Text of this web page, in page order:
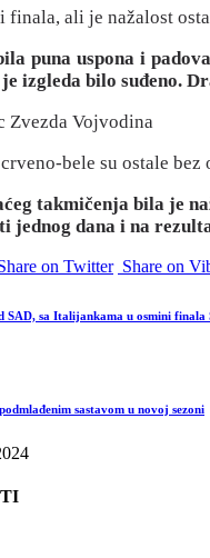
finala, ali je nažalost
puna uspona i
izgleda bilo suđeno.
bele su ostale bez
takmičenja bila je
jednog dana i na
on Twitter Share on
SAD, sa Italijankama u osmini finala
sastavom u novoj sezoni